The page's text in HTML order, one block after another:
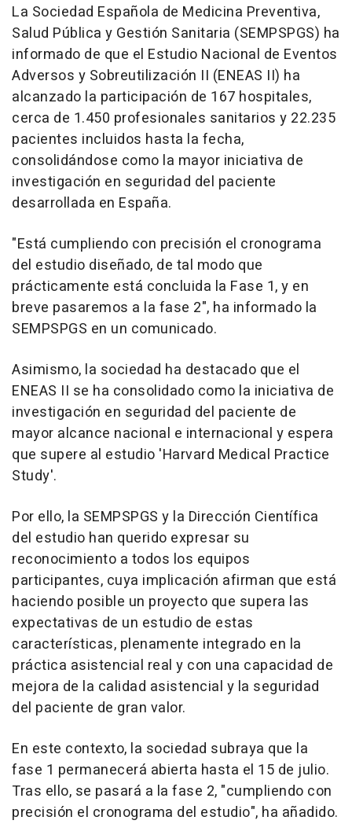
La Sociedad Española de Medicina Preventiva,
Salud Pública y Gestión Sanitaria (SEMPSPGS) ha
informado de que el Estudio Nacional de Eventos
Adversos y Sobreutilización II (ENEAS II) ha
alcanzado la participación de 167 hospitales,
cerca de 1.450 profesionales sanitarios y 22.235
pacientes incluidos hasta la fecha,
consolidándose como la mayor iniciativa de
investigación en seguridad del paciente
desarrollada en España.
"Está cumpliendo con precisión el cronograma
del estudio diseñado, de tal modo que
prácticamente está concluida la Fase 1, y en
breve pasaremos a la fase 2", ha informado la
SEMPSPGS en un comunicado.
Asimismo, la sociedad ha destacado que el
ENEAS II se ha consolidado como la iniciativa de
investigación en seguridad del paciente de
mayor alcance nacional e internacional y espera
que supere al estudio 'Harvard Medical Practice
Study'.
Por ello, la SEMPSPGS y la Dirección Científica
del estudio han querido expresar su
reconocimiento a todos los equipos
participantes, cuya implicación afirman que está
haciendo posible un proyecto que supera las
expectativas de un estudio de estas
características, plenamente integrado en la
práctica asistencial real y con una capacidad de
mejora de la calidad asistencial y la seguridad
del paciente de gran valor.
En este contexto, la sociedad subraya que la
fase 1 permanecerá abierta hasta el 15 de julio.
Tras ello, se pasará a la fase 2, "cumpliendo con
precisión el cronograma del estudio", ha añadido.